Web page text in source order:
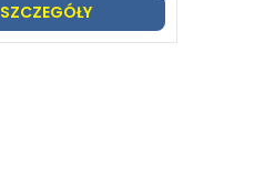
SZCZEGÓŁY